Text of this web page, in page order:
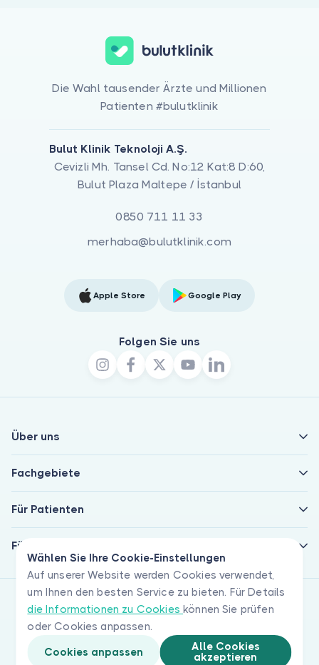
Wählen Sie Ihre Cookie-Einstellungen
Auf unserer Website werden Cookies verwendet,
um Ihnen den besten Service zu bieten. Für Details
die Informationen zu Cookieskönnen Sie prüfen
oder Cookies anpassen.
Cookies anpassen
Alle Cookies
akzeptieren
Die Wahl tausender Ärzte und Millionen
Patienten #bulutklinik
Bulut Klinik Teknoloji A.Ş.
Cevizli Mh. Tansel Cd. No:12 Kat:8 D:60,
Bulut Plaza Maltepe / İstanbul
0850 711 11 33
merhaba@bulutklinik.com
Apple Store Google Play
Folgen Sie uns
Über uns
Fachgebiete
Für Patienten
Für Ärzte